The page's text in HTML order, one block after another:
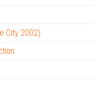
City 2002)